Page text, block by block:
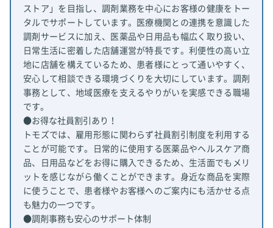
ストア」を目指し、調剤業務を中心にお客様の健康をトー
タルでサポートしています。医療機関との連携を意識した
調剤サービスに加え、医薬品や日用品も幅広く取り扱い、
日常生活に密着した店舗運営が特長です。利便性の高い立
地に店舗を構えているため、患者様にとって通いやすく、
安心して相談できる環境づくりを大切にしています。調剤
事務として、地域医療を支えるやりがいを実感できる職場
です。
●お得な社員割引あり！
トモズでは、雇用形態に関わらず社員割引制度を利用する
ことが可能です。日常的に使用する医薬品やヘルスケア商
品、日用品などをお得に購入できるため、生活面でもメリ
ットを感じながら働くことができます。身近な商品を実際
に使うことで、患者様やお客様へのご案内にも活かせる点
も魅力の一つです。
●調剤事務も安心のサポート体制